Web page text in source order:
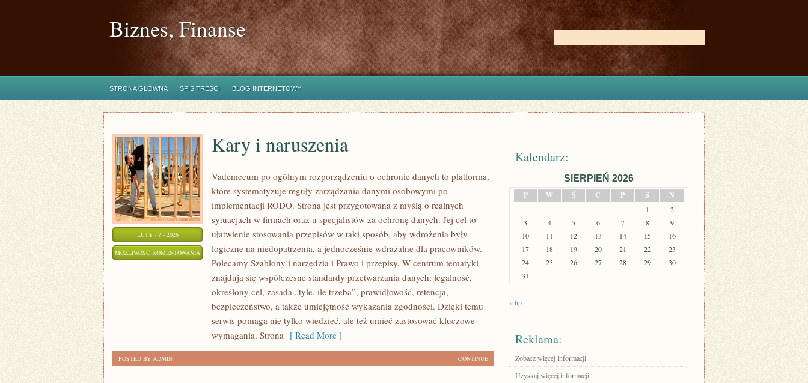
Biznes, Finanse
STRONA GŁÓWNA SPIS TREŚCI BLOG INTERNETOWY
LUTY - 7 - 2026
MOŻLIWOŚĆ KOMENTOWANIA KARY
NARUSZENIA
Kary i naruszenia
Vademecum po ogólnym rozporządzeniu o ochronie danych to platforma,
które systematyzuje reguły zarządzania danymi osobowymi po
implementacji RODO. Strona jest przygotowana z myślą o realnych
sytuacjach w firmach oraz u specjalistów za ochronę danych. Jej cel to
ułatwienie stosowania przepisów w taki sposób, aby wdrożenia były
logiczne na niedopatrzenia, a jednocześnie wdrażalne dla pracowników.
Polecamy Szablony i narzędzia i Prawo i przepisy. W centrum tematyki
znajdują się współczesne standardy przetwarzania danych: legalność,
określony cel, zasada „tyle, ile trzeba”, prawidłowość, retencja,
bezpieczeństwo, a także umiejętność wykazania zgodności. Dzięki temu
serwis pomaga nie tylko wiedzieć, ale też umieć zastosować kluczowe
wymagania. Strona [ Read More ]
CONTINUE
POSTED BY ADMIN
Kalendarz:
SIERPIEŃ 2026
P
W Ś C P S N
1
2
3
4 5 6 7 8
9
10
11 12 13 14 15
16
17
18 19 20 21 22
23
24
25 26 27 28 29
30
31
« lip
Reklama:
Zobacz więcej informacji
Uzyskaj więcej informacji